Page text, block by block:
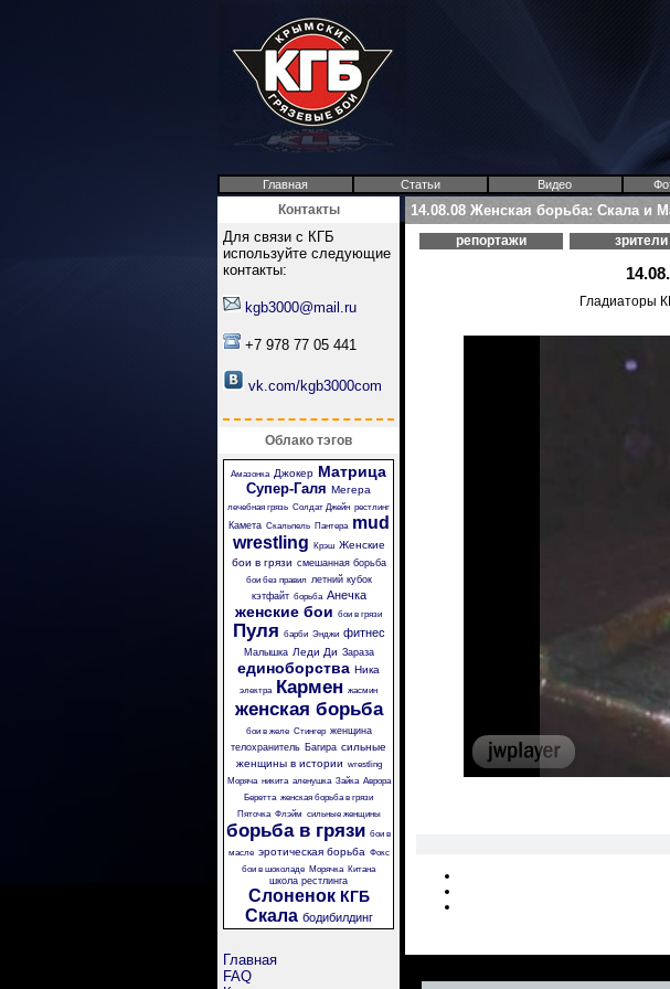
Главная
Статьи Видео
Контакты
Для связи с КГБ
используйте следующие
контакты:
kgb3000@mail.ru
+7 978 77 05 441
vk.com/kgb3000com
Облако тэгов
Амазонка Джокер Матрица
Супер-Галя Мегера
лечебная грязь Солдат Джейн рестлинг
Камета Скальпель Пантера
mud
wrestling
Крэш Женские
бои в грязи смешанная борьба
бои без правил летний кубок
кэтфайт борьба Анечка
женские бои бои в грязи
Пуля барби Энджи фитнес
Малышка Леди Ди Зараза
единоборства Ника
электра Кармен жасмин
женская борьба
бои в желе Стингер женщина
телохранитель Багира сильные
женщины в истории wrestling
Моряча никита аленушка Зайка Аврора
Беретта женская борьба в грязи
Пяточка Флэйм сильные женщины
борьба в грязи бои в
масле эротическая борьба Фокс
бои в шоколаде Морячка Китана
школа рестлинга
Слоненок КГБ
Скала бодибилдинг
Главная
FAQ
14.08.08 Женская борьба: Скала и
репортажи зрители
Гладиаторы